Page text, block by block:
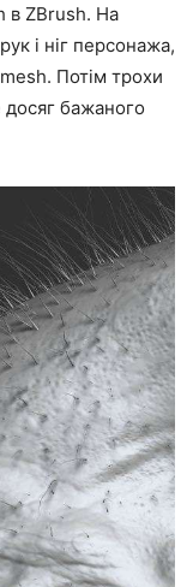
в ZBrush. На
і ніг персонажа,
Потім трохи
бажаного